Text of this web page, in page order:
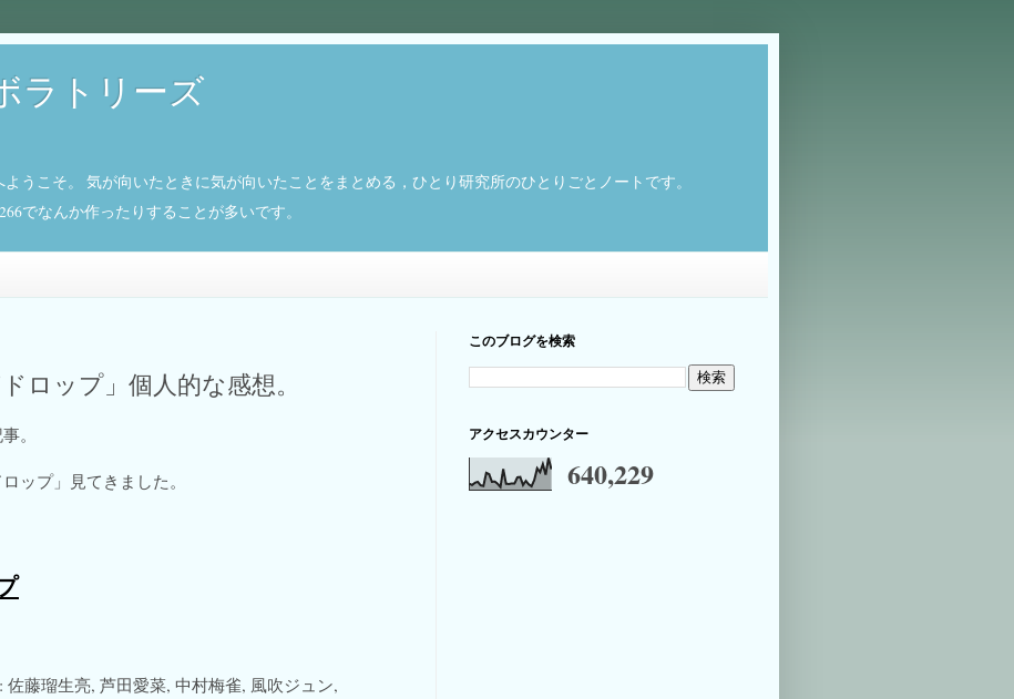
ラトリーズ
うこそ。 気が向いたときに気が向いたことをまとめる，ひとり研究所のひとりごとノートです。
でなんか作ったりすることが多いです。
ロップ」個人的な感想。
。
ップ」見てきました。
佐藤瑠生亮, 芦田愛菜, 中村梅雀, 風吹ジュン,
このブログを検索
アクセスカウンター
640,229